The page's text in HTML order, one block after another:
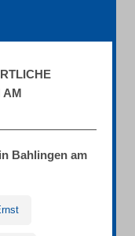
AM
Bahlingen am